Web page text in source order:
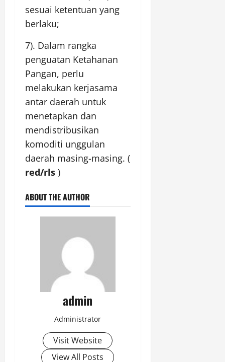
sesuai ketentuan yang
berlaku;
7). Dalam rangka
penguatan Ketahanan
Pangan, perlu
melakukan kerjasama
antar daerah untuk
menetapkan dan
mendistribusikan
komoditi unggulan
daerah masing-masing. (
red/rls )
ABOUT THE AUTHOR
admin
Administrator
Visit Website
View All Posts